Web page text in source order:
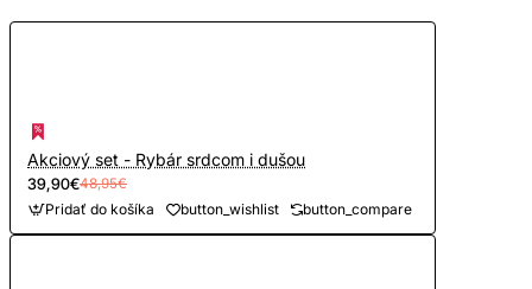
Akciový set - Rybár srdcom i dušou
39,90€48,95€
Pridať do košíka button_wishlist button_compare